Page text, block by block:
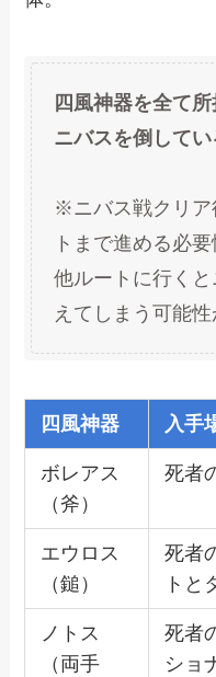
四風神器を全て所
ニバスを倒してい
※ニバス戦クリア
トまで進める必要
他ルートに行く
えてしまう可能性
四風神器 入手
ボレアス
（斧）
死者
エウロス
（鎚）
死者
トと
ノトス
（両手
死者
ショ